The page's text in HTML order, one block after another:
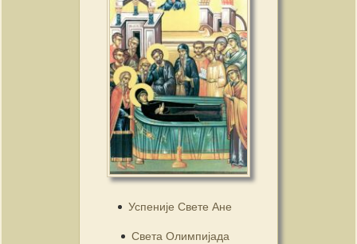
Успеније Свете Ане
Света Олимпијада